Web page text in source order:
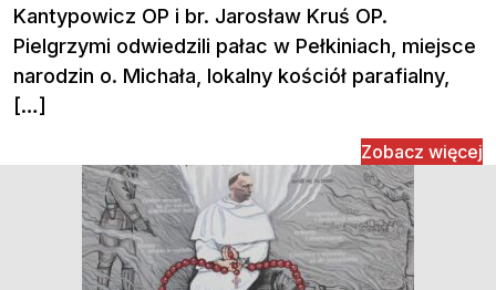
Kantypowicz OP i br. Jarosław Kruś OP.
Pielgrzymi odwiedzili pałac w Pełkiniach, miejsce
narodzin o. Michała, lokalny kościół parafialny,
[…]
Zobacz więcej